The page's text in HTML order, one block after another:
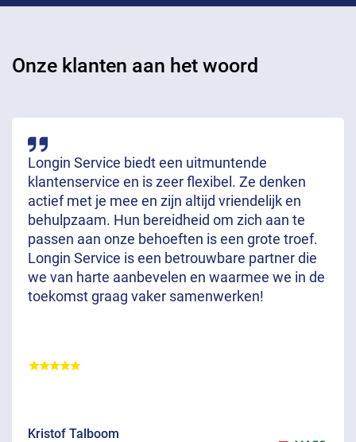
Onze klanten aan het woord
Longin Service biedt een uitmuntende
klantenservice en is zeer flexibel. Ze denken
actief met je mee en zijn altijd vriendelijk en
behulpzaam. Hun bereidheid om zich aan te
passen aan onze behoeften is een grote troef.
Longin Service is een betrouwbare partner die
we van harte aanbevelen en waarmee we in de
toekomst graag vaker samenwerken!
Kristof Talboom